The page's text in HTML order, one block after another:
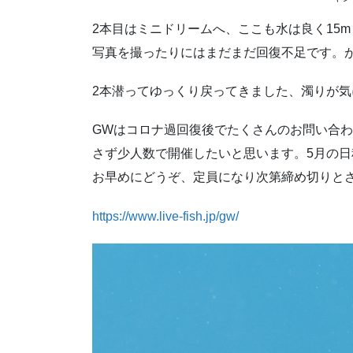
2本目はミニドリームへ、ここも水は良く
写真を撮ったりにはまだまだ回復不足です。
2本潜ってゆっくり戻ってきました、濁りが
GWはコロナ過回復後でたくさんのお問い合
さず少人数で開催したいと思います。5月の
お早めにどうぞ、定員になり次第締め切りと
https://www.live-fish.jp/gw/